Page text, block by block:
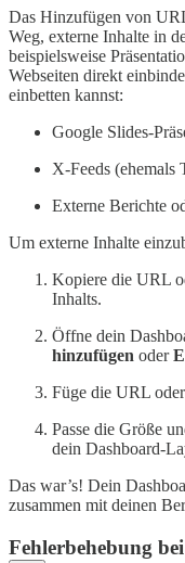
Das Hinzufügen von
Weg, externe Inhalte in
beispielsweise
Webseiten direkt
einbetten kannst:
Google Slides-
X-Feeds (ehemals
Externe Berichte
Um externe Inhalte
Kopiere die URL
Inhalts.
Öffne dein
hinzufügen oder
Füge die URL
Passe die Größe
dein Dashboard-
Das war’s! Dein
zusammen mit deinen
Fehlerbehebung